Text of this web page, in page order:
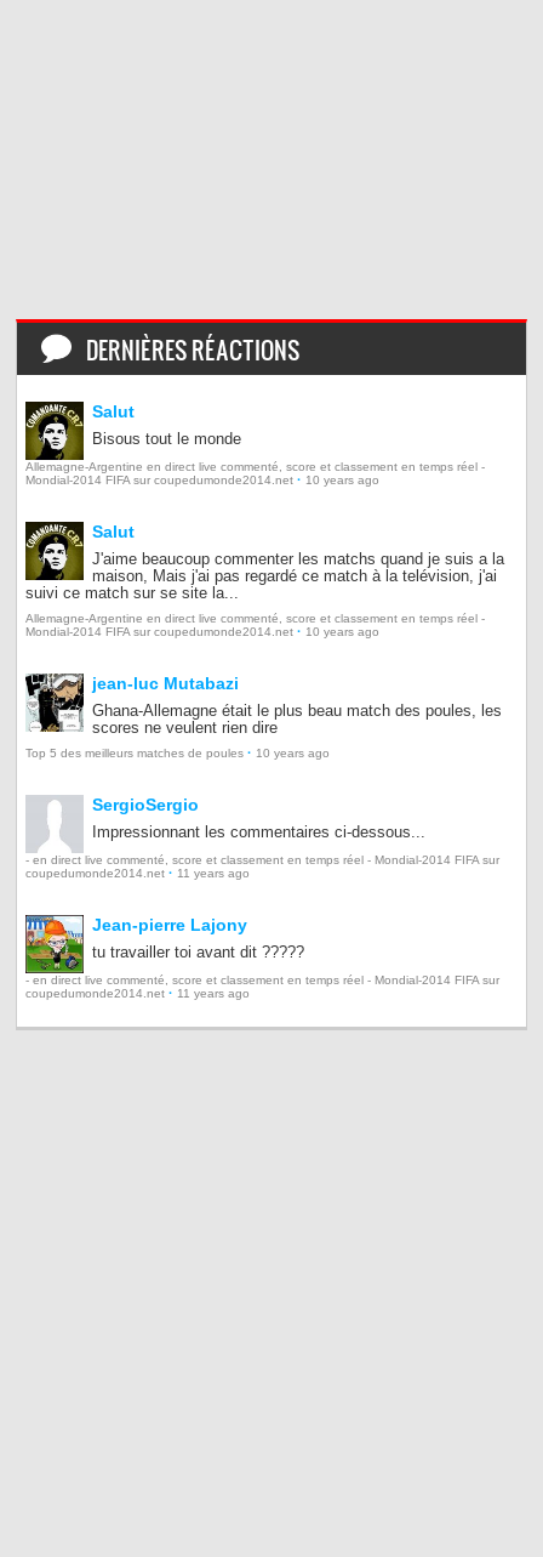
DERNIÈRES RÉACTIONS
Salut
Bisous tout le monde
Allemagne-Argentine en direct live commenté, score et classement en temps réel -
Mondial-2014 FIFA sur coupedumonde2014.net · 10 years ago
Salut
J'aime beaucoup commenter les matchs quand je suis a la
maison, Mais j'ai pas regardé ce match à la telévision, j'ai
suivi ce match sur se site la...
Allemagne-Argentine en direct live commenté, score et classement en temps réel -
Mondial-2014 FIFA sur coupedumonde2014.net · 10 years ago
jean-luc Mutabazi
Ghana-Allemagne était le plus beau match des poules, les
scores ne veulent rien dire
Top 5 des meilleurs matches de poules · 10 years ago
SergioSergio
Impressionnant les commentaires ci-dessous...
- en direct live commenté, score et classement en temps réel - Mondial-2014 FIFA sur
coupedumonde2014.net · 11 years ago
Jean-pierre Lajony
tu travailler toi avant dit ?????
- en direct live commenté, score et classement en temps réel - Mondial-2014 FIFA sur
coupedumonde2014.net · 11 years ago